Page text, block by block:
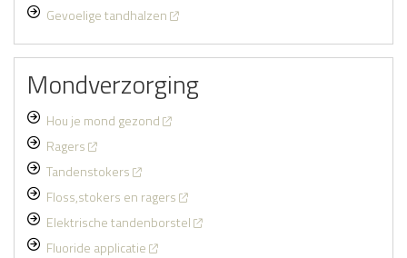
Gevoelige tandhalzen
Mondverzorging
Hou je mond gezond
Ragers
Tandenstokers
Floss,stokers en ragers
Elektrische tandenborstel
Fluoride applicatie